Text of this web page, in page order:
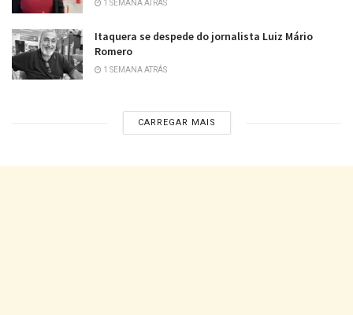
1 SEMANA ATRÁS
Itaquera se despede do jornalista Luiz Mário
Romero
1 SEMANA ATRÁS
CARREGAR MAIS